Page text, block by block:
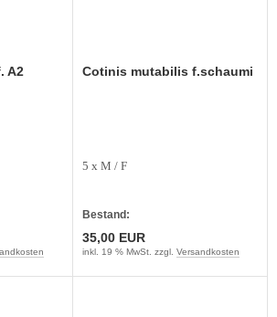
A2 Cotinis mutabilis f.schaumi
5 x M / F
Bestand:
35,00 EUR
inkl. 19 % MwSt. zzgl. Versandkosten